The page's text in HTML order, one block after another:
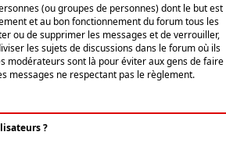
(ou groupes de personnes) dont le but est
et au bon fonctionnement du forum tous les
ou de supprimer les messages et de verrouiller,
les sujets de discussions dans le forum où ils
modérateurs sont là pour éviter aux gens de faire
messages ne respectant pas le règlement.
?